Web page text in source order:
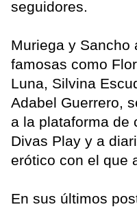
seguidores.
Muriega y Sancho
famosas como
Luna, Silvina
Adabel Guerrero,
a la plataforma de
Divas Play y a
erótico con el que
En sus últimos